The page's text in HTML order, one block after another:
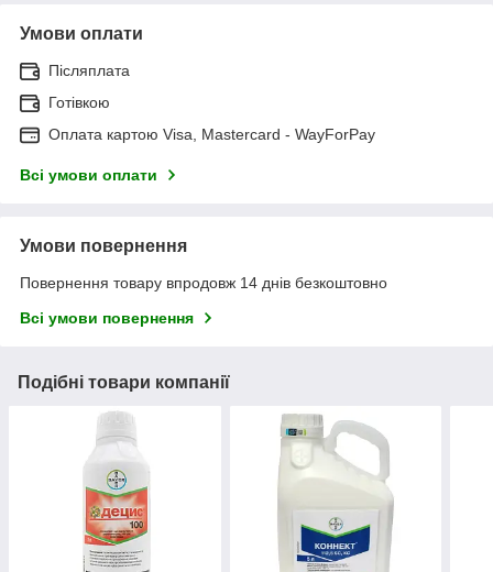
Умови оплати
Післяплата
Готівкою
Оплата картою Visa, Mastercard - WayForPay
Всі умови оплати
Умови повернення
Повернення товару впродовж 14 днів безкоштовно
Всі умови повернення
Подібні товари компанії